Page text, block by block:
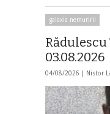
galaxia nemuririi
Rădulescu
03.08.2026
04/08/2026 | Nistor